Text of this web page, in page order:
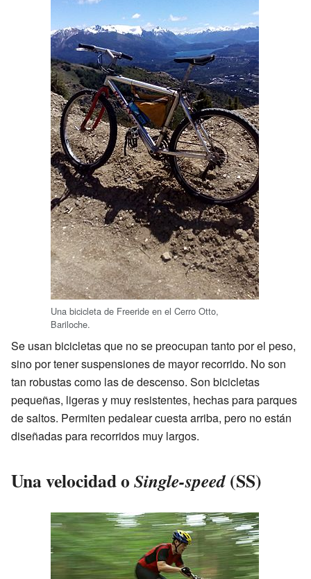
Una bicicleta de Freeride en el Cerro Otto,
Bariloche.
Se usan bicicletas que no se preocupan tanto por el peso,
sino por tener suspensiones de mayor recorrido. No son
tan robustas como las de descenso. Son bicicletas
pequeñas, ligeras y muy resistentes, hechas para parques
de saltos. Permiten pedalear cuesta arriba, pero no están
diseñadas para recorridos muy largos.
Una velocidad oSingle-speed(SS)